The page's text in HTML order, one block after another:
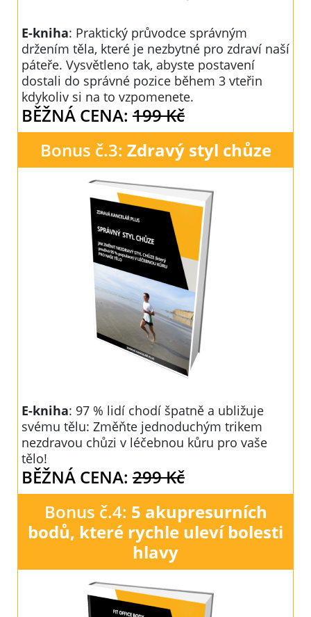
E-kniha: Praktický průvodce správným
držením těla, které je nezbytné pro zdraví naší
páteře. Vysvětleno tak, abyste postavení
dostali do správné pozice během 3 vteřin
kdykoliv si na to vzpomenete.
BĚŽNÁ CENA: 199 Kč
Bonus č.3: Zdravý styl chůze
E-kniha: 97 % lidí chodí špatně a ubližuje
svému tělu: Změňte jednoduchým trikem
nezdravou chůzi v léčebnou kůru pro vaše
tělo!
BĚŽNÁ CENA: 299 Kč
Bonus č.4: 5 akupresurních
bodů, které rychle uleví bolesti
hlavy